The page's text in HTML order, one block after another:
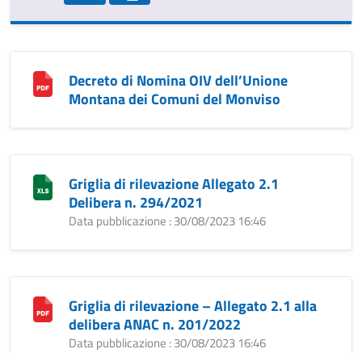
Decreto di Nomina OIV dell’Unione
Montana dei Comuni del Monviso
Griglia di rilevazione Allegato 2.1
Delibera n. 294/2021
Data pubblicazione : 30/08/2023 16:46
Griglia di rilevazione – Allegato 2.1 alla
delibera ANAC n. 201/2022
Data pubblicazione : 30/08/2023 16:46